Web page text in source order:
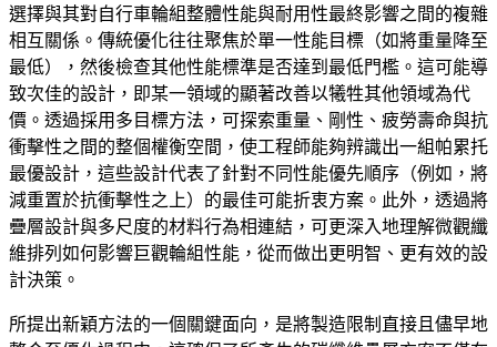
選擇與其對自行車輪組整體性能與耐用性最終影響之間的複雜
相互關係。傳統優化往往聚焦於單一性能目標（如將重量降至
最低），然後檢查其他性能標準是否達到最低門檻。這可能導
致次佳的設計，即某一領域的顯著改善以犧牲其他領域為代
價。透過採用多目標方法，可探索重量、剛性、疲勞壽命與抗
衝擊性之間的整個權衡空間，使工程師能夠辨識出一組帕累托
最優設計，這些設計代表了針對不同性能優先順序（例如，將
減重置於抗衝擊性之上）的最佳可能折衷方案。此外，透過將
疊層設計與多尺度的材料行為相連結，可更深入地理解微觀纖
維排列如何影響巨觀輪組性能，從而做出更明智、更有效的設
計決策。
所提出新穎方法的一個關鍵面向，是將製造限制直接且儘早地